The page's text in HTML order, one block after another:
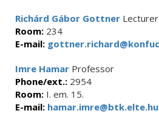
Richárd Gábor Gottner Lecturer
Room: 234
E-mail:
Imre Hamar Professor
Phone/ext.: 2954
Room: I. em. 15.
E-mail: hamar.imre@btk.elte.hu